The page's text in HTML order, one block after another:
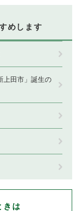
めします
上田市」誕生の
きは